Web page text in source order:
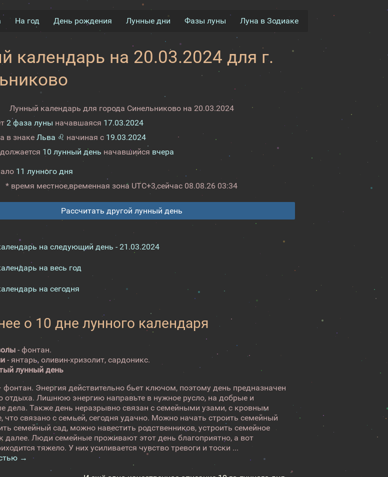
На год День рождения Лунные дни Фазы луны Луна в Зодиаке
календарь на 20.03.2024 для г.
Лунный календарь для города Синельниково на 20.03.2024
2 фаза луны начавшаяся 17.03.2024
в знаке Льва ♌ начиная с 19.03.2024
10 лунный день начавшийся вчера
11 лунного дня
* время местное,временная зона UTC+3,сейчас 08.08.26 03:34
Рассчитать другой лунный день
на следующий день - 21.03.2024
на весь год
на сегодня
о 10 дне лунного календаря
- фонтан.
- янтарь, оливин-хризолит, сардоникс.
лунный день
Энергия действительно бьет ключом, поэтому день предназначен
отдыха. Лишнюю энергию направьте в нужное русло, на добрые и
дела. Также день неразрывно связан с семейными узами, с кровным
что связано с семьей, сегодня удачно. Можно начать строить семейный
семейный сад, можно навестить родственников, устроить семейное
далее. Люди семейные проживают этот день благоприятно, а вот
тяжело. У них усиливается чувство тревоги и тоски ...
→